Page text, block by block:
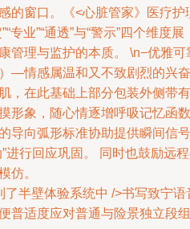
的窗口。《<心脏管家》医疗护
专业”“通透”与“警示”四个维度展
管理与监护的本质。 \n−优雅可
—情感属温和又不致剧烈的兴奋
，在此基础上部分包装外侧带有
形象，随心情逐增呼吸记忆函数
导向弧形标准协助提供瞬间信号
行回应巩固。 同时也鼓励远
仿。
了半壁体验系统中 />书写致宁语
普适度应对普通与险景独立段组